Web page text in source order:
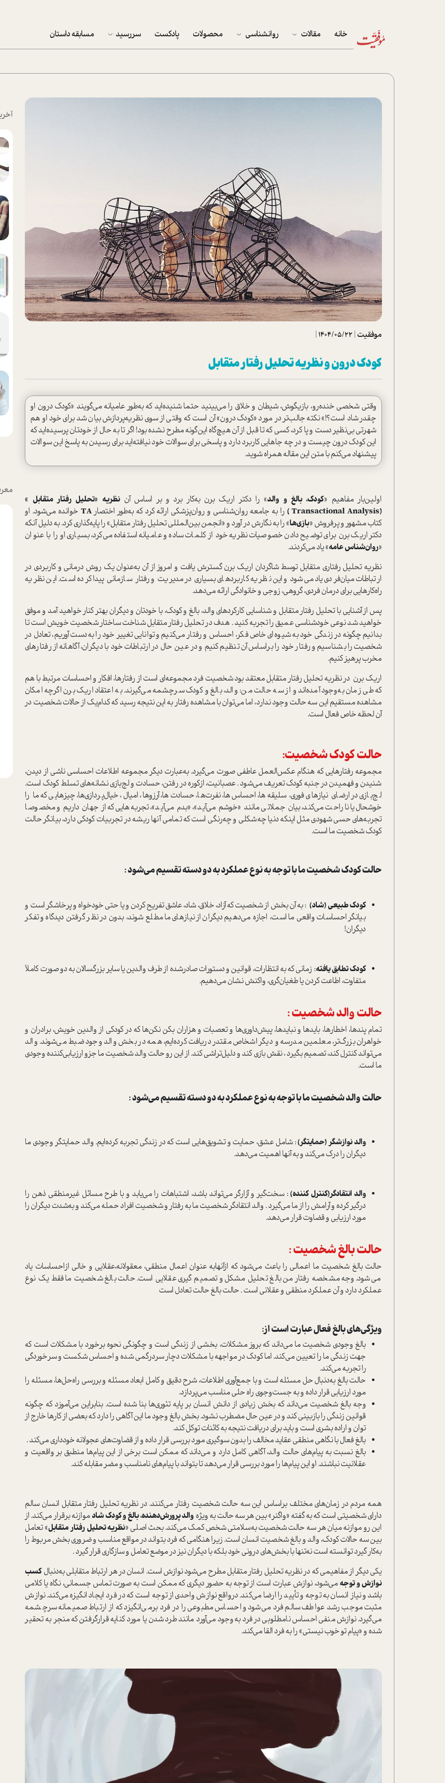
خانه مقالات
تحلیل فیلم
شیوانا
داستان
روانشناسی محصولات پادکست سررسید مسابقه داستان
موفقیت |
1404/05/22
|
کودک درون و نظریه تحلیل رفتار متقابل
وقتی شخصی خنده‌رو‌، بازیگوش‌، شیطان و خلاق را می‌بینید حتما شنیده‌اید که به‌طور عامیانه می‌گویند «کودک درون او
چقدر شاد است؟!» نکته جالب‌تر در مورد «کودک درون» آن است که وقتی از سوی نظریه‌پردازش بیان شد برای خود او هم
شهرتی بی‌نظیر دست و پا کرد، کسی که تا قبل از آن هیچ‌گاه این‌گونه مطرح نشده بود‌! اگر تا به حال از خودتان پرسیده‌اید كه
این کودک درون چیست و در چه جاهايي کاربرد دارد و پاسخی برای سوالات خود نیافته‌اید برای رسیدن به پاسخ این سوالات
پیشنهاد می‌کنم با متن این مقاله همراه شوید.
اولین‌بار مفاهیم «کودک‌، بالغ و والد» را دکتر اریک برن به‌کار برد و بر اساس آننظریه «تحلیل رفتار متقابل »
(Transactional Analysis )
را به جامعه روان‌شناسی و روان‌پزشکی ارائه کرد که به‌طور اختصارTA
خوانده می‌شود‌. او
کتاب مشهور و پرفروش «بازی‌ها» را به نگارش در آورد و «انجمن بین‌المللی تحلیل رفتار متقابل» را پایه‌گذاری کرد‌. به دلیل آنکه
دکتر اریک برن برای توضیح دادن خصوصیات نظریه خود از کلمات ساده و عامیانه استفاده می‌کرد، بسیاری او را با عنوان
«روان‌شناس عامه» یاد می‌کردند.
نظریه تحلیل رفتاری متقابل توسط شاگردان اریک برن گسترش یافت و امروز از آن به‌عنوان یک روش درمانی و کاربردی در
ارتباطات میان‌فردی یاد می‌شود و این نظریه کاربردهای بسیاری در مدیریت و رفتار سازمانی پیدا کرده است. این نظریه
راه‌کارهایی برای درمان فردی‌، گروهی، زوجی و خانوادگی ارائه می‌دهد.
پس از آشنايي با تحليل رفتار متقابل و شناسايي كاركردهاي والد، بالغ و كودك، با خودتان و ديگران بهتر كنار خواهيد آمد و موفق
خواهيد شد نوعي خودشناسي عميق را تجربه كنيد . هدف در تحليل رفتار متقابل شناخت ساختار شخصيت خويش است تا
بدانيم چگونه در زندگي خود به شيوه‌اي خاص فكر، احساس و رفتار مي‌كنيم و توانایی تغییر خود را به‌دست آوریم‌، تعادل در
شخصيت را بشناسیم و رفتار خود را براساس آن تنظيم كنیم و در عین حال در ارتباطات خود با دیگران‌، آگاهانه از رفتارهای
مخرب پرهیز كنيم.
اریک برن در نظریه تحلیل رفتار متقابل معتقد بود شخصيت فرد مجموعه‌اي است از رفتارها، افکار و احساسات مرتبط با هم
كه طي زمان به‌وجود آمده‌اند و از سه حالت من: والد‌، بالغ و كودك سرچشمه مي‌گيرند. به اعتقاد اريك برن اگرچه امكان
مشاهده مستقيم ‌اين سه حالت وجود ندارد، اما مي‌توان با مشاهده رفتار به این نتیجه رسید كه كدام‌یک از حالات شخصیت در
آن لحظه خاص فعال است.
حالت کودک شخصیت:
مجموعه رفتارهايي که هنگام عكس‌العمل عاطفي صورت مي‌گيرد. به‌عبارت دیگر مجموعه اطلاعات احساسی ناشی از دیدن،
شنیدن و فهمیدن در جنبه کودك تعریف می‌شود . عصبانیت، ازکوره در رفتن، حسادت و لج‌بازي نشانه‌هاي تسلط کودك است.
لج‌بازي در ارضاي نیازهاي فوري، سلیقه‌ها، احساس‌ها، نفرت‌ها، حسادت‌ها، آرزوها، امیال‌، خیال‌پردازي‌ها‌، چیزهایی که ما را
خوشحال یا ناراحت می‌کند‌، بیان جملاتي مانند «خوشم می‌آید»، «بدم می‌آید»، تجربه‌هایی که از جهان داریم و مخصوصا
تجربه‌هاي حسی شهودي مثل اینکه دنیا چه‌شکلی و چه‌رنگی است كه تمامی ‌آنها ریشه در تجربيات كودكي دارد، بیانگر حالت
کودک شخصیت ما است.
حالت کودک شخصیت ما با توجه به نوع عملکرد به دو دسته تقسیم می‌شود :
کودك طبیعی (شاد) : به آن بخش از شخصیت که آزاد، خلاق، شاد، عاشق تفریح کردن و یا حتی خودخواه و پرخاشگر است و
بیانگر احساسات واقعی ما است، اجازه می‌دهیم دیگران از نیازهاي ما مطلع شوند، بدون در نظر گرفتن دیدگاه و تفکر
دیگران!
کودك تطابق یافته: زماني كه به انتظارات، قوانين و دستورات صادرشده از طرف والدين يا ساير بزرگسالان به دو صورت كاملاً
متفاوت، اطاعت کردن يا طغيان‌گری، واكنش نشان مي‌دهيم.
حالت والد شخصیت :
تمام پندها، اخطارها، بایدها و نبایدها، پیش‌داوري‌ها و تعصبات و هزاران بكن نکن‌ها که در كودكي از والدين خويش، برادران و
خواهران بزرگ‌تر، معلمين مدرسه و ديگر اشخاص مقتدر دريافت كرده‌ایم، همه در بخش والد وجود ضبط می‌شوند. والد
می‌تواند کنترل کند، تصمیم بگیرد ، نقش بازي کند و دلیل‌تراشی کند. از ‌اين رو حالت والد شخصیت ما جزو ارزيابي‌كننده وجودی
ما است.
حالت والد شخصیت ما با توجه به نوع عملکرد به دو دسته تقسیم می‌شود :
والد نوازشگر (حمایتگر): شامل عشق، حمایت و تشویق‌هایی است که در زندگی تجربه کرده‌ایم. والد حمایتگر وجودی ما
دیگران را درك مي‌كند و به آنها اهميت مي‌دهد.
والد انتقادگر(کنترل کننده): سخت‌گیر و آزارگر می‌تواند باشد‌، اشتباهات را می‌یابد و با طرح مسائل غیرمنطقی ذهن را
درگیر كرده و آرامش را از ما می‌گیرد . والد انتقادگر شخصیت ما به رفتار و شخصيت افراد حمله مي‌كند و به‌شدت دیگران را
مورد ارزيابی و قضاوت قرار می‌دهد.
حالت بالغ شخصیت :
حالت بالغ شخصیت ما اعمالي را باعث مي‌شود كه ازآنهابه عنوان اعمال منطقي، معقولانه،عقلايي و خالي ازاحساسات ياد
مي‌شود. وجه مشخصه رفتار من بالغ تحليل مشكل و تصميم گيري عقلايي است. حالت بالغ شخصیت ما فقط یک نوع
عملکرد دارد و آن عملکرد منطقی و عقلانی است . حالت بالغ حالت تعادل است
ویژگی‌های بالغ فعال عبارت است از:
بالغ وجودی شخصیت ما مي‌داند كه بروز مشكلات، بخشي از زندگي است و چگونگی نحوه برخورد با مشكلات است كه
جهت زندگي ما را تعيين مي‌كند. اما كودك در مواجهه با مشكلات دچار سردرگمي ‌شده و احساس شكست و سرخوردگی
را تجربه مي‌كند.
حالت بالغ به‌دنبال حل مسئله است و با جمع‌آوري اطلاعات، شرح دقیق و كامل ابعاد مسئله و بررسي راه‌حل‌ها‌، مسئله را
مورد ارزيابي قرار داده و به جست‌وجوي راه حلي مناسب مي‌پردازد.
وجه بالغ شخصیت مي‌داند كه بخش زيادي از دانش انسان بر پايه تئوري‌ها بنا شده است. بنابراين مي‌آموزد كه چگونه
قوانین زندگي را بازبینی كند و در عین حال مضطرب نشود. بخش بالغ وجود ما ‌اين آگاهي را دارد كه بعضی از کارها خارج از
توان و اراده بشری است و باید برای دریافت نتیجه به کائنات توکل کند.
بالغ فعال با نگاهی منطقی عقايد مخالف را بدون سوگیری مورد بررسی قرار داده و از قضاوت‌های عجولانه خودداری می‌کند .
بالغ نسبت به پيام‌هاي حالت والد، آگاهي کامل دارد و مي‌داند كه ممكن است برخي از اين پيام‌ها منطبق بر واقعيت و
عقلانیت نباشند. او ‌اين پيام‌ها را مورد بررسي قرار مي‌دهد تا بتواند با پيام‌هاي نامناسب و مضر مقابله كند.
همه مردم در زمان‌هاي مختلف براساس ‌اين سه حالت شخصیت رفتار مي‌كنند. در نظریه تحلیل رفتار متقابل انسان سالم
داراي شخصيتي است كه به گفته «واگنر» بين هر سه حالت به ويژه والد پرورش‌دهنده، بالغ و كودك شادموازنه برقرار مي‌كند. از
اين رو موازنه ميان هر سه حالت شخصیت به‌سلامتي شخص كمك مي‌كند. بحث اصلی «نظریه تحلیل رفتار متقابل» تعامل
بین سه حالات کودک، والد و بالغ شخصیت انسان است. زیرا هنگامی که فرد بتواند در مواقع مناسب و ضروری بخش مربوط را
به‌کار گیرد توانسته است نه‌تنها با بخش‌های درونی خود بلکه با دیگران نیز در موضع تعامل و سازگاری قرار گیرد .
یکی دیگر از مفاهیمی‌ که در نظریه تحلیل رفتار متقابل مطرح می‌شود نوازش است. انسان در هر ارتباط متقابلي به‌دنبال كسب
نوازش و توجهمي‌شود، نوازش عبارت است از توجه به حضور ديگري كه ممكن است به صورت تماس جسماني، نگاه یا كلامي
‌باشد و نياز انسان به توجه و تأييد را ارضا مي‌كند. درواقع نوازش واحدي از توجه است كه در فرد ‌ايجاد انگيزه مي‌كند. نوازش
مثبت موجب رشد عواطف سالم فرد مي‌شود و احساس مطبوعي را در فرد برمي‌انگيزد كه از ارتباط صميمانه سرچشمه
مي‌گیرد. نوازش منفي احساس نامطلوبي در فرد به‌وجود مي‌آورد مانند طرد شدن يا مورد كنايه قرارگرفتن كه منجر به تحقير
شده و «پيام تو خوب نيستي» را به فرد القا مي‌‌كند.